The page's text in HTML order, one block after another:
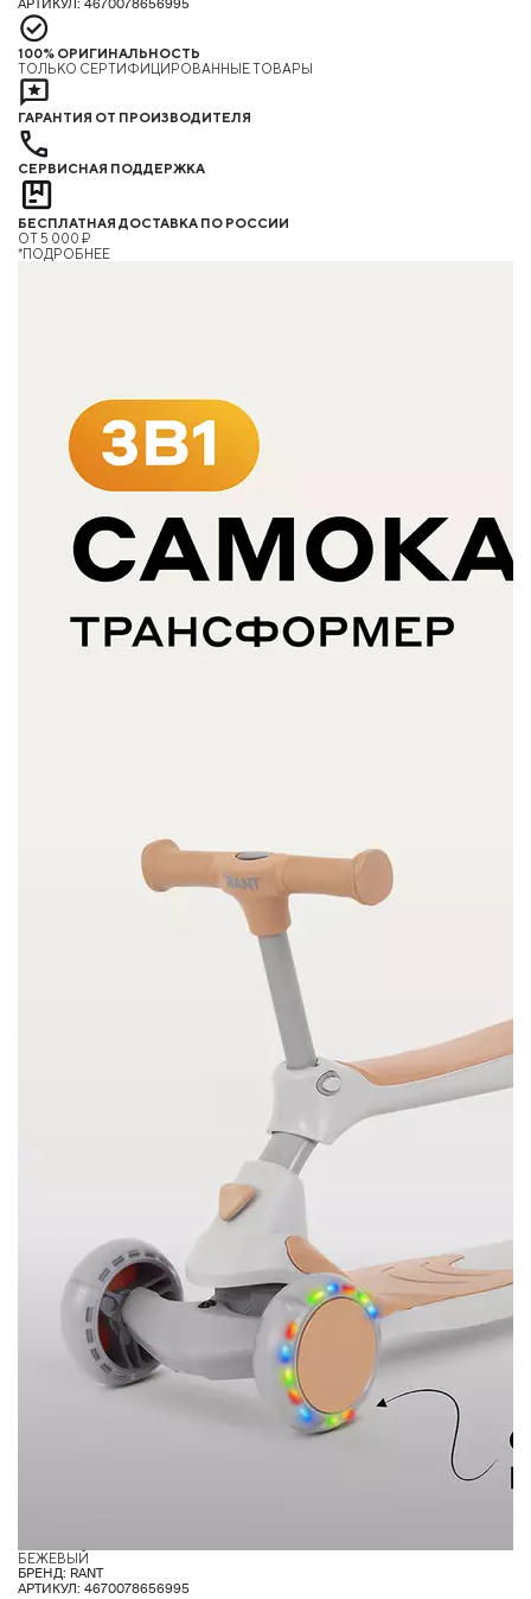
АРТИКУЛ: 4670078656995
100% ОРИГИНАЛЬНОСТЬ
ТОЛЬКО СЕРТИФИЦИРОВАННЫЕ ТОВАРЫ
ГАРАНТИЯ ОТ ПРОИЗВОДИТЕЛЯ
СЕРВИСНАЯ ПОДДЕРЖКА
БЕСПЛАТНАЯ ДОСТАВКА ПО РОССИИ
ОТ 5 000 ₽
*ПОДРОБНЕЕ
БЕЖЕВЫЙ
БРЕНД: RANT
АРТИКУЛ: 4670078656995